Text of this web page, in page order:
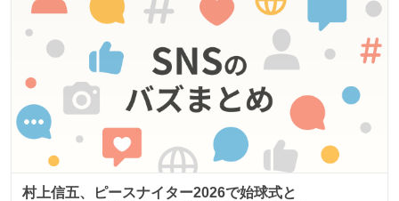
村上信五、ピースナイター2026で始球式と